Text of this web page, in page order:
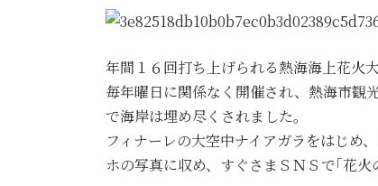
年間１６回打ち上げられる熱海海上花火
毎年曜日に関係なく開催され、熱海市観
で海岸は埋め尽くされました。
フィナーレの大空中ナイアガラをはじめ
ホの写真に収め、すぐさまＳＮＳで｢花火